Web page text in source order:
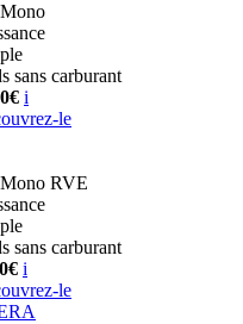
sans carburant
i
le
RVE
sans carburant
i
le